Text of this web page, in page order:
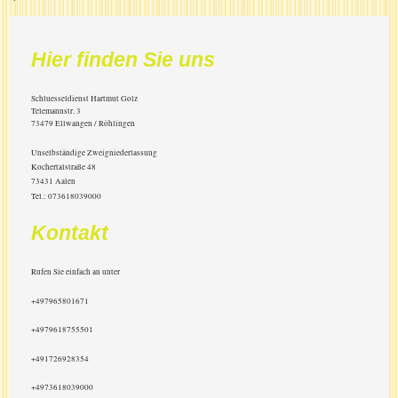
Hier finden Sie uns
Schluesseldienst Hartmut Golz
Telemannstr.3
73479Ellwangen / Röhlingen
Unselbständige Zweigniederlassung
Kochertalstraße 48
73431 Aalen
Tel.: 073618039000
Kontakt
Rufen Sie einfach an unter
+497965801671
+4979618755501
+491726928354
+4973618039000